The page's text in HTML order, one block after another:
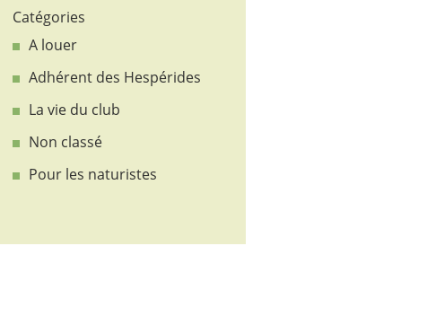
Catégories
A louer
Adhérent des Hespérides
La vie du club
Non classé
Pour les naturistes